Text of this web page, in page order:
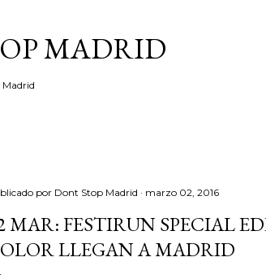
MADRID
Madrid
por Dont Stop Madrid marzo 02, 2016
MAR: FESTIRUN SPECIAL
LLEGAN A MADRID